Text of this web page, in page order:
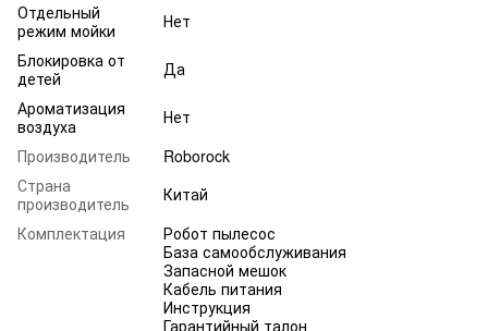
Отдельный
режим мойки
Нет
Блокировка от
детей
Да
Ароматизация
воздуха
Нет
Производитель
Roborock
Страна
производитель
Китай
Комплектация
Робот пылесос
База самообслуживания
Запасной мешок
Кабель питания
Инструкция
Гарантийный талон